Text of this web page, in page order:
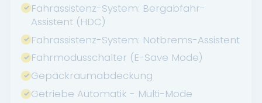
Fahrassistenz-System: Bergabfahr-
Assistent (HDC)
Fahrassistenz-System: Notbrems-Assistent
Fahrmodusschalter (E-Save Mode)
Gepäckraumabdeckung
Getriebe Automatik - Multi-Mode